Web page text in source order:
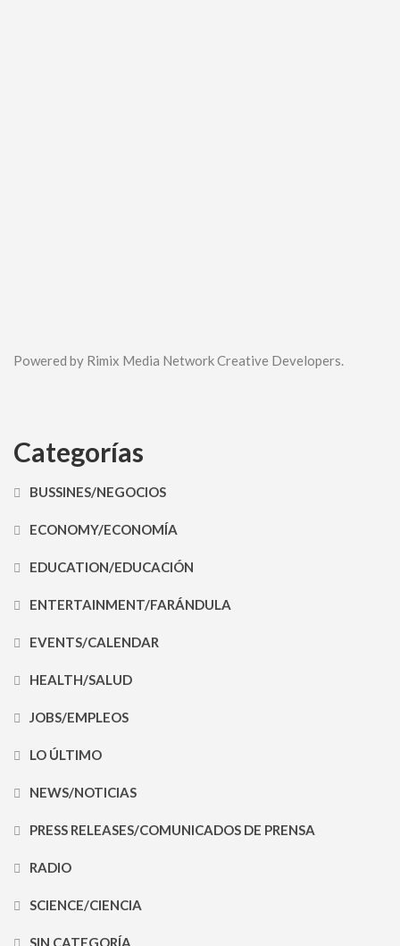
Powered by Rimix Media Network Creative Developers.
Categorías
BUSSINES/NEGOCIOS
ECONOMY/ECONOMÍA
EDUCATION/EDUCACIÓN
ENTERTAINMENT/FARÁNDULA
EVENTS/CALENDAR
HEALTH/SALUD
JOBS/EMPLEOS
LO ÚLTIMO
NEWS/NOTICIAS
PRESS RELEASES/COMUNICADOS DE PRENSA
RADIO
SCIENCE/CIENCIA
SIN CATEGORÍA